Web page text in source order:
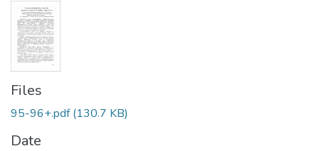
Files
95-96+.pdf(130.7 KB)
Date